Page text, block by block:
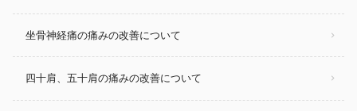
坐骨神経痛の痛みの改善について
四十肩、五十肩の痛みの改善について